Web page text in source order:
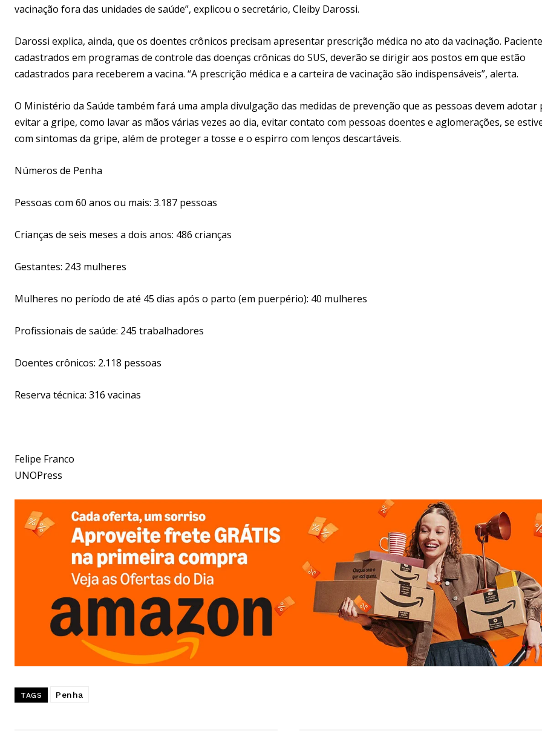
vacinação fora das unidades de saúde”, explicou o secretário, Cleiby Darossi.
Darossi explica, ainda, que os doentes crônicos precisam apresentar prescrição médica no ato da vacinação.
cadastrados em programas de controle das doenças crônicas do SUS, deverão se dirigir aos postos em que estão
cadastrados para receberem a vacina. “A prescrição médica e a carteira de vacinação são indispensáveis”, alerta.
O Ministério da Saúde também fará uma ampla divulgação das medidas de prevenção que as pessoas devem adotar
evitar a gripe, como lavar as mãos várias vezes ao dia, evitar contato com pessoas doentes e aglomerações, se
com sintomas da gripe, além de proteger a tosse e o espirro com lenços descartáveis.
Números de Penha
Pessoas com 60 anos ou mais: 3.187 pessoas
Crianças de seis meses a dois anos: 486 crianças
Gestantes: 243 mulheres
Mulheres no período de até 45 dias após o parto (em puerpério): 40 mulheres
Profissionais de saúde: 245 trabalhadores
Doentes crônicos: 2.118 pessoas
Reserva técnica: 316 vacinas
Felipe Franco
UNOPress
TAGS Penha